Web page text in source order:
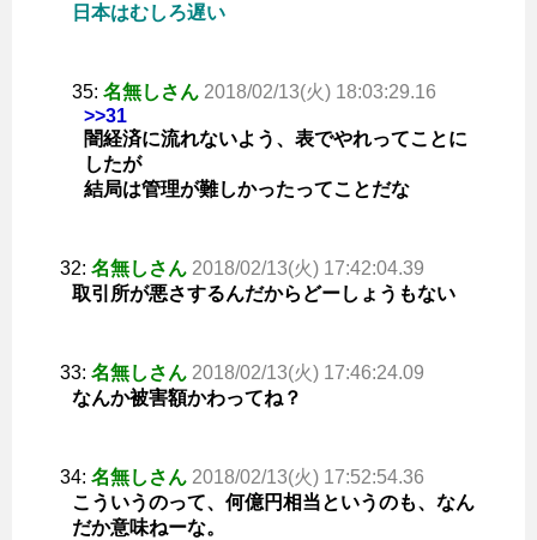
日本はむしろ遅い
35: 名無しさん 2018/02/13(火) 18:03:29.16
>>31
闇経済に流れないよう、表でやれってことに
したが
結局は管理が難しかったってことだな
32: 名無しさん 2018/02/13(火) 17:42:04.39
取引所が悪さするんだからどーしょうもない
33: 名無しさん 2018/02/13(火) 17:46:24.09
なんか被害額かわってね？
34: 名無しさん 2018/02/13(火) 17:52:54.36
こういうのって、何億円相当というのも、なん
だか意味ねーな。